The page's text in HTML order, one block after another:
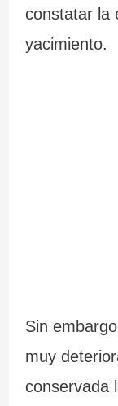
constatar la
yacimiento.
Sin
muy
conservada